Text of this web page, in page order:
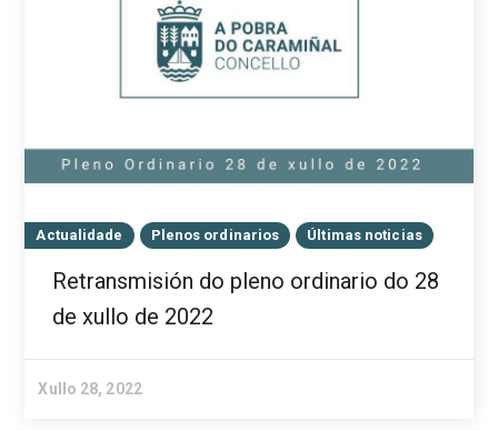
Actualidade Plenos ordinarios Últimas noticias
Retransmisión do pleno ordinario do 28
de xullo de 2022
Xullo 28, 2022